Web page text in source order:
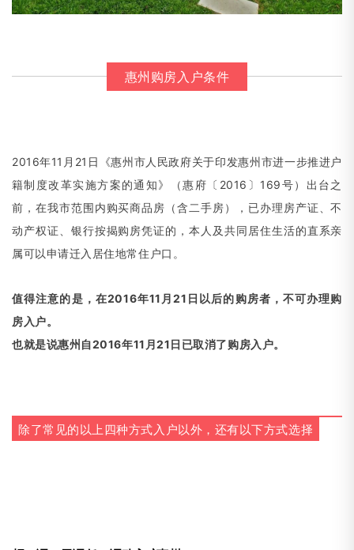
惠州购房入户条件
2016年11月21日《惠州市人民政府关于印发惠州市进一步推进户
籍制度改革实施方案的通知》
（惠府〔2016〕169号）出台之
前，在我市范围内购买商品房 （含二手房），已办理房产证、不
动产权证、银行按揭购房凭证的，本人及共同居住生活的直系亲
属可以申请迁入居住地常住户口。
值得注意的是，在2016年11月21日以后的购房者，不可办理购
房入户。
也就是说惠州自2016年11月21日已取消了购房入户。
除了常见的以上四种方式入户以外，还有以下方式选择